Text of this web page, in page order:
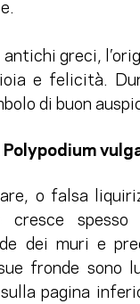
antichi greci,
e felicità.
di buon
o falsa
spesso
dei muri e
fronde sono
pagina